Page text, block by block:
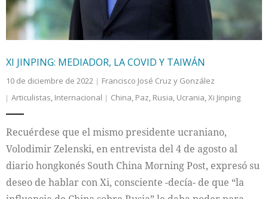
XI JINPING: MEDIADOR, LA COVID Y TAIWÁN
10 de diciembre de 2022
Francisco José Cruz y González
Articulistas, Internacional China, Paz, Rusia, Ucrania,Xi Jinping
Recuérdese que el mismo presidente ucraniano,
Volodimir Zelenski, en entrevista del 4 de agosto al
diario hongkonés South China Morning Post, expresó su
deseo de hablar con Xi, consciente -decía- de que “la